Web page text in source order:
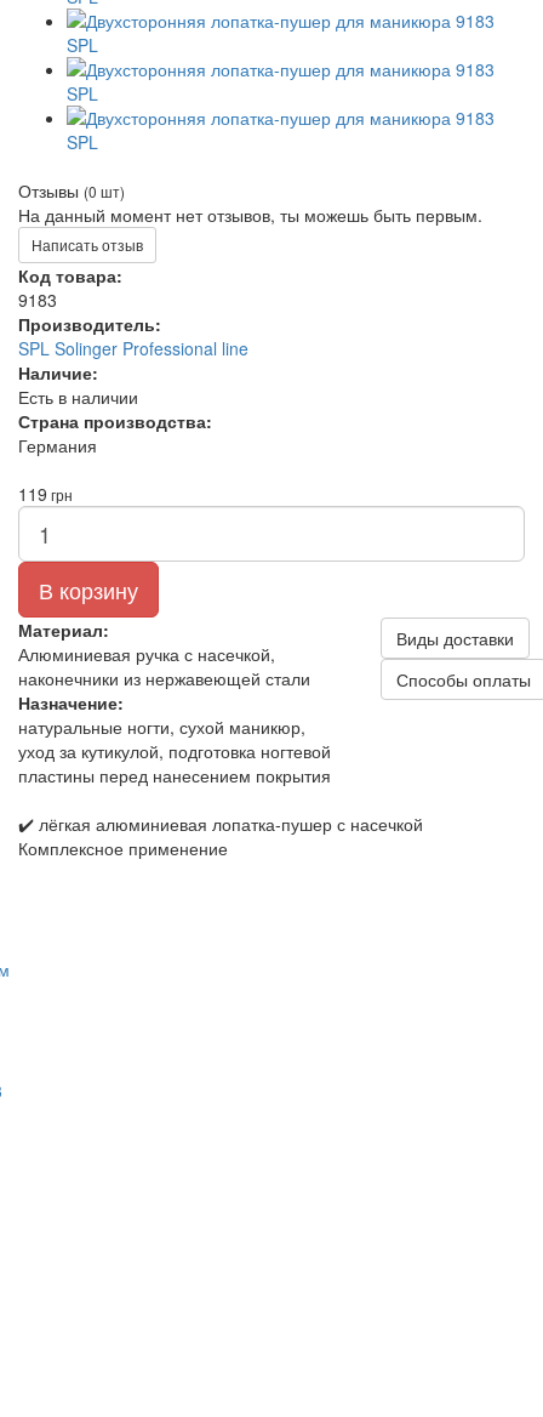
Отзывы (0 шт)
На данный момент нет отзывов, ты можешь быть первым.
Написать отзыв
Код товара:
9183
Производитель:
SPL Solinger Professional line
Наличие:
Есть в наличии
Страна производства:
Германия
119 грн
В корзину
Материал:
Алюминиевая ручка с насечкой,
наконечники из нержавеющей стали
Назначение:
натуральные ногти, сухой маникюр,
уход за кутикулой, подготовка ногтевой
пластины перед нанесением покрытия
Виды доставки
Способы оплаты
✔️ лёгкая алюминиевая лопатка‑пушер с насечкой
Комплексное применение